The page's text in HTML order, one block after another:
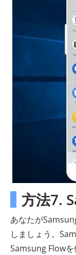
方法7.
あなたが
しましょう。
Samsung Flowを